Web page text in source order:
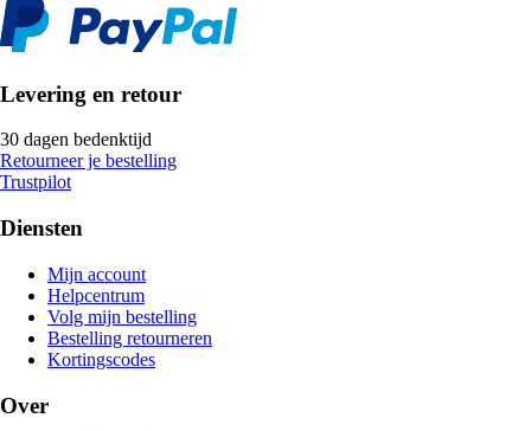
Levering en retour
30 dagen bedenktijd
Retourneer je bestelling
Trustpilot
Diensten
Mijn account
Helpcentrum
Volg mijn bestelling
Bestelling retourneren
Kortingscodes
Over